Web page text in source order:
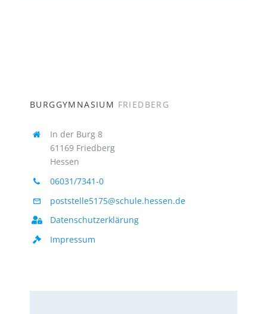
BURGGYMNASIUM FRIEDBERG
In der Burg 8
61169 Friedberg
Hessen
06031/7341-0
poststelle5175@schule.hessen.de
Datenschutzerklärung
Impressum